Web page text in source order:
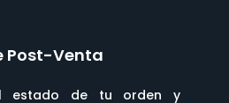
Post-Venta
estado de tu orden y